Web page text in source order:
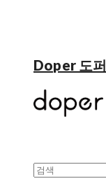
Doper 도퍼